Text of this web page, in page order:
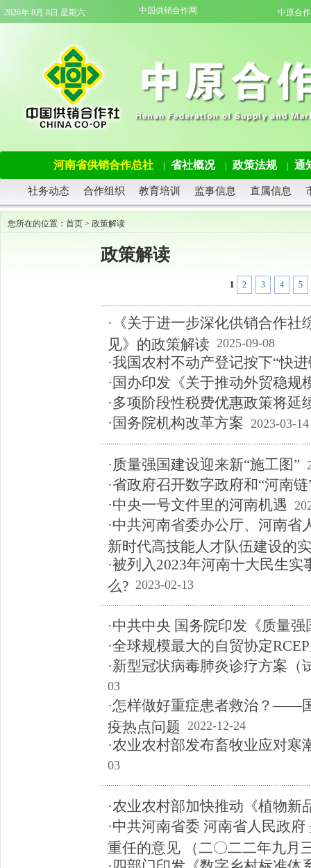
2026年 8月 8日 星期六 中国供销合作网 中原合
河南省供销合作总社 省社概况 政策法规 通
社务动态 合作组织 教育培训 监事信息 直属信息
您所在的位置： 首页 > 政策解读
政策解读
1 2 3 4 5
·《关于进一步深化供销合作
见》的政策解读 2025-09-08
·我国农村不动产登记按下“快进
·国办印发《关于推动外贸稳规
·多项阶段性税费优惠政策将延
·国务院机构改革方案 2023-03-14
·质量强国建设迎来新“施工图”
·省政府召开数字政府和“河南
·中央一号文件里的河南机遇
·中共河南省委办公厅、河南
新时代高技能人才队伍建设的
·被列入2023年河南十大民生
么? 2023-02-13
·中共中央 国务院印发《质量
·全球规模最大的自贸协定
·新型冠状病毒肺炎诊疗方案（
03
·怎样做好重症患者救治？——
疫热点问题 2022-12-24
·农业农村部发布畜牧业应对寒
03
·农业农村部加快推动《植物新
·中共河南省委 河南省人民政
重任的意见 （二〇二二年九月